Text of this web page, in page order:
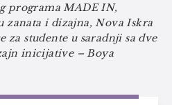
programa MADE IN,
zanata i dizajna, Nova Iskra
za studente u saradnji sa dve
inicijative – Boya